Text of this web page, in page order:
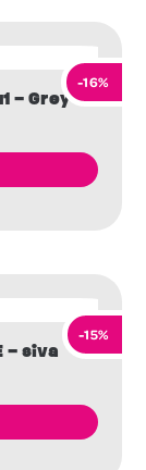
-16%
– Grey
-15%
– siva